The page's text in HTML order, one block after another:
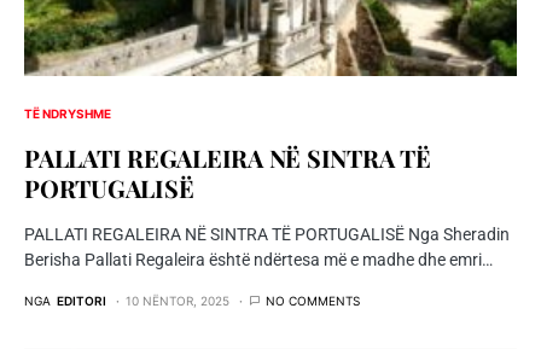
TË NDRYSHME
PALLATI REGALEIRA NË SINTRA TË
PORTUGALISË
PALLATI REGALEIRA NË SINTRA TË PORTUGALISË Nga Sheradin
Berisha Pallati Regaleira është ndërtesa më e madhe dhe emri…
NGA EDITORI 10 NËNTOR, 2025 NO COMMENTS